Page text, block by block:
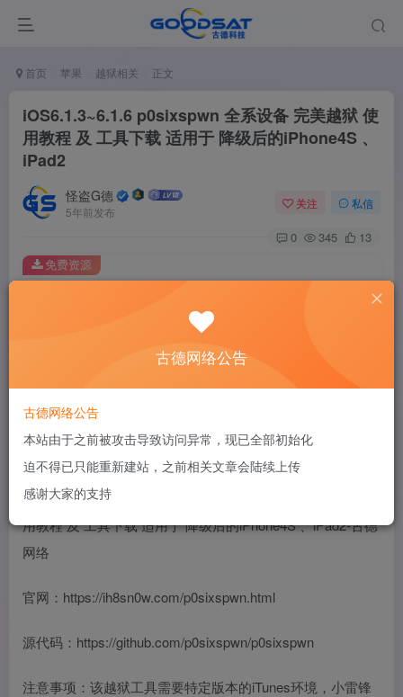
首页 苹果 越狱相关 正文
iOS6.1.3~6.1.6 p0sixspwn 全系设备 完美越狱 使
用教程 及 工具下载 适用于 降级后的iPhone4S 、
iPad2
怪盗G德
5年前发布
关注 私信
0 345 13
此内容为免费资源，请登录后查看
免费资源
官网：https://ih8sn0w.com/p0sixspwn.html
源代码：https://github.com/p0sixspwn/p0sixspwn
注意事项：该越狱工具需要特定版本的iTunes环境，小雷锋
古德网络公告
古德网络公告
本站由于之前被攻击导致访问异常，现已全部初始化
迫不得已只能重新建站，之前相关文章会陆续上传
感谢大家的支持